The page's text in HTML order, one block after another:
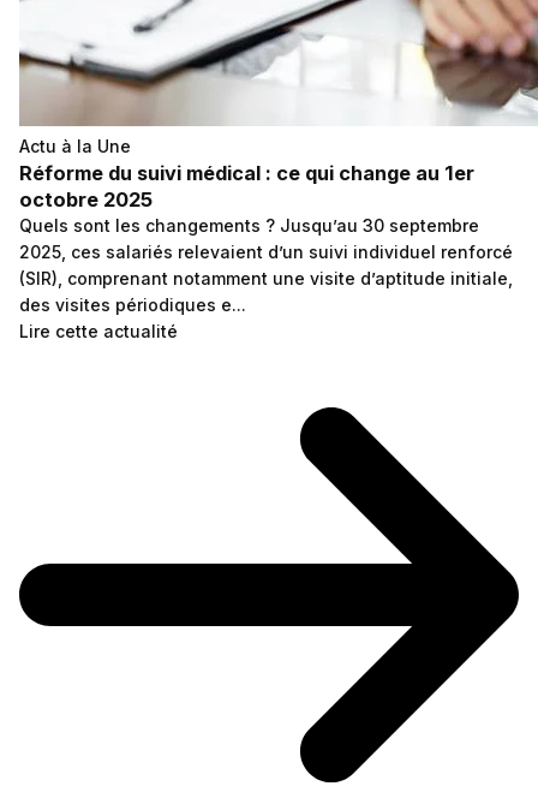
Actu à la Une
Réforme du suivi médical : ce qui change au 1er
octobre 2025
Quels sont les changements ? Jusqu’au 30 septembre
2025, ces salariés relevaient d’un suivi individuel renforcé
(SIR), comprenant notamment une visite d’aptitude initiale,
des visites périodiques e...
Lire cette actualité